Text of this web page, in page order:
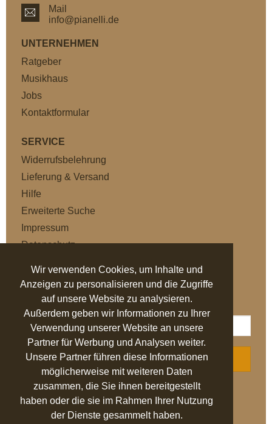
Wir verwenden Cookies, um Inhalte und
Anzeigen zu personalisieren und die Zugriffe
auf unsere Website zu analysieren.
Außerdem geben wir Informationen zu Ihrer
Verwendung unserer Website an unsere
Partner für Werbung und Analysen weiter.
Unsere Partner führen diese Informationen
möglicherweise mit weiteren Daten
zusammen, die Sie ihnen bereitgestellt
haben oder die sie im Rahmen Ihrer Nutzung
der Dienste gesammelt haben.
Mail
info@pianelli.de
UNTERNEHMEN
Ratgeber
Musikhaus
Jobs
Kontaktformular
SERVICE
Widerrufsbelehrung
Lieferung & Versand
Hilfe
Erweiterte Suche
Impressum
Datenschutz
NEWSLETTER
ABONNIEREN
SEHR GUT